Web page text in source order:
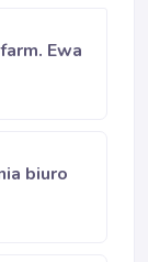
Ewa
biuro